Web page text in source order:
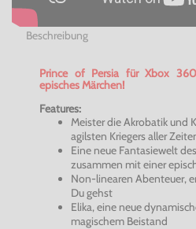
Beschreibung
Prince of Persia für Xbox
episches Märchen!
Features:
Meister die Akrobatik und
agilsten Kriegers aller
Eine neue Fantasiewelt
zusammen mit einer
Non-linearen Abenteuer,
Du gehst
Elika, eine neue
magischem Beistand